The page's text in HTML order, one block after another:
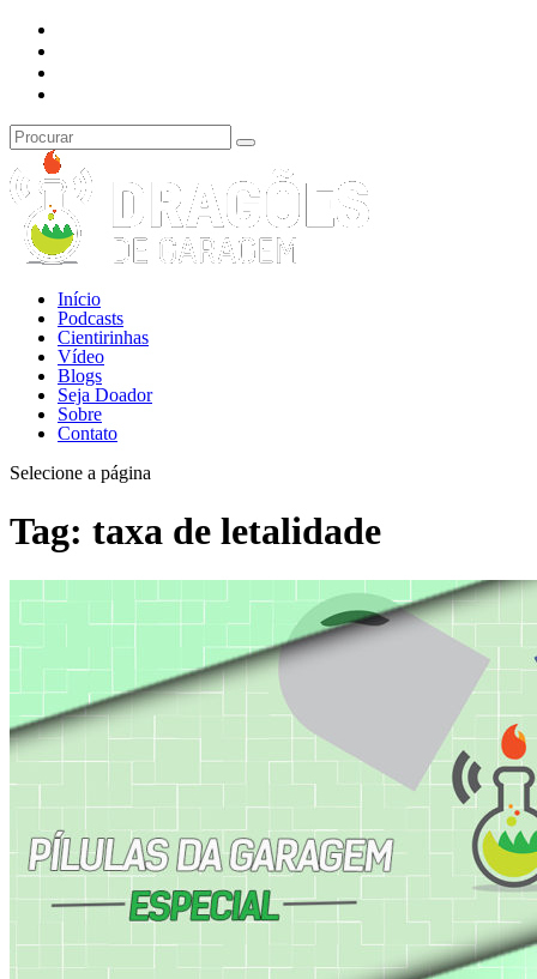
Início
Podcasts
Cientirinhas
Vídeo
Blogs
Seja Doador
Sobre
Contato
Selecione a página
Tag: taxa de letalidade